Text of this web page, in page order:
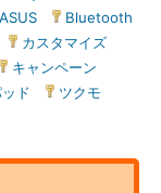
ASUS
Bluetooth
カスタマイズ
キャンペーン
ド ツクモ